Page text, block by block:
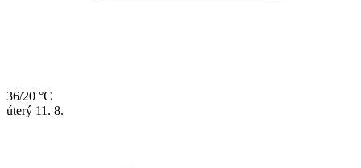
36/20 °C
úterý 11. 8.